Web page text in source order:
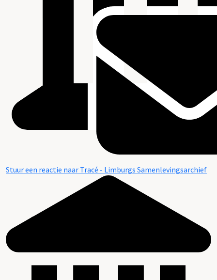
Stuur een reactie naar Tracé - Limburgs Samenlevingsarchief